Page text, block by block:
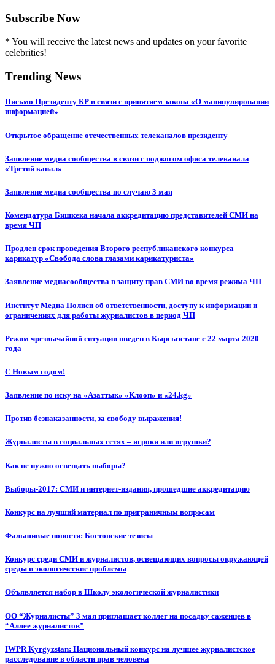
Subscribe Now
* You will receive the latest news and updates on your favorite
celebrities!
Trending News
Письмо Президенту КР в связи с принятием закона «О манипулировании
информацией»
Открытое обращение отечественных телеканалов президенту
Заявление медиа сообщества в связи с поджогом офиса телеканала
«Третий канал»
Заявление медиа сообщества по случаю 3 мая
Комендатура Бишкека начала аккредитацию представителей СМИ на
время ЧП
Продлен срок проведения Второго республиканского конкурса
карикатур «Свобода слова глазами карикатуриста»
Заявление медиасообщества в защиту прав СМИ во время режима ЧП
Институт Медиа Полиси об ответственности, доступу к информации и
ограничениях для работы журналистов в период ЧП
Режим чрезвычайной ситуации введен в Кыргызстане с 22 марта 2020
года
С Новым годом!
Заявление по иску на «Азаттык» «Клооп» и «24.kg»
Против безнаказанности, за свободу выражения!
Журналисты в социальных сетях – игроки или игрушки?
Как не нужно освещать выборы?
Выборы-2017: СМИ и интернет-издания, прошедшие аккредитацию
Конкурс на лучший материал по приграничным вопросам
Фальшивые новости: Бостонские тезисы
Конкурс среди СМИ и журналистов, освещающих вопросы окружающей
среды и экологические проблемы
Объявляется набор в Школу экологической журналистики
ОО “Журналисты” 3 мая приглашает коллег на посадку саженцев в
“Аллее журналистов”
IWPR Kyrgyzstan: Национальный конкурс на лучшее журналистское
расследование в области прав человека